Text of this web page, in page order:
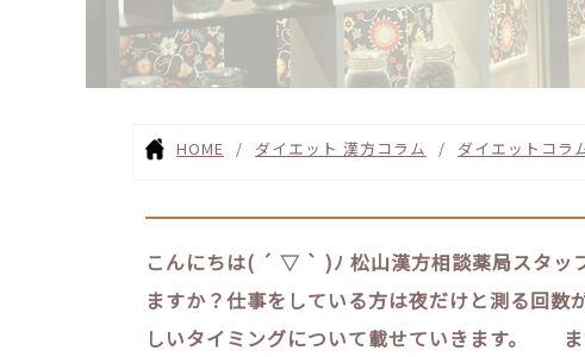
HOME ダイエット 漢方コラム ダイエットコラ
こんにちは( ´ ▽ ` )ﾉ 松山漢方相談薬局スタッ
ますか？仕事をしている方は夜だけと測る回数
しいタイミングについて載せていきます。